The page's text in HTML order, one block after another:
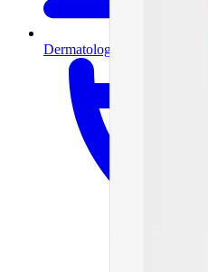
Dermatología